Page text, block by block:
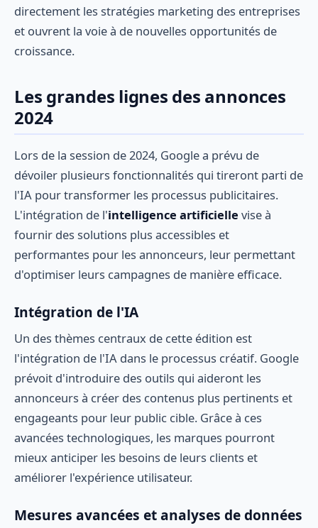
directement les stratégies marketing des entreprises
et ouvrent la voie à de nouvelles opportunités de
croissance.
Les grandes lignes des annonces
2024
Lors de la session de 2024, Google a prévu de
dévoiler plusieurs fonctionnalités qui tireront parti de
l'IA pour transformer les processus publicitaires.
L'intégration de l'intelligence artificielle vise à
fournir des solutions plus accessibles et
performantes pour les annonceurs, leur permettant
d'optimiser leurs campagnes de manière efficace.
Intégration de l'IA
Un des thèmes centraux de cette édition est
l'intégration de l'IA dans le processus créatif. Google
prévoit d'introduire des outils qui aideront les
annonceurs à créer des contenus plus pertinents et
engageants pour leur public cible. Grâce à ces
avancées technologiques, les marques pourront
mieux anticiper les besoins de leurs clients et
améliorer l'expérience utilisateur.
Mesures avancées et analyses de données